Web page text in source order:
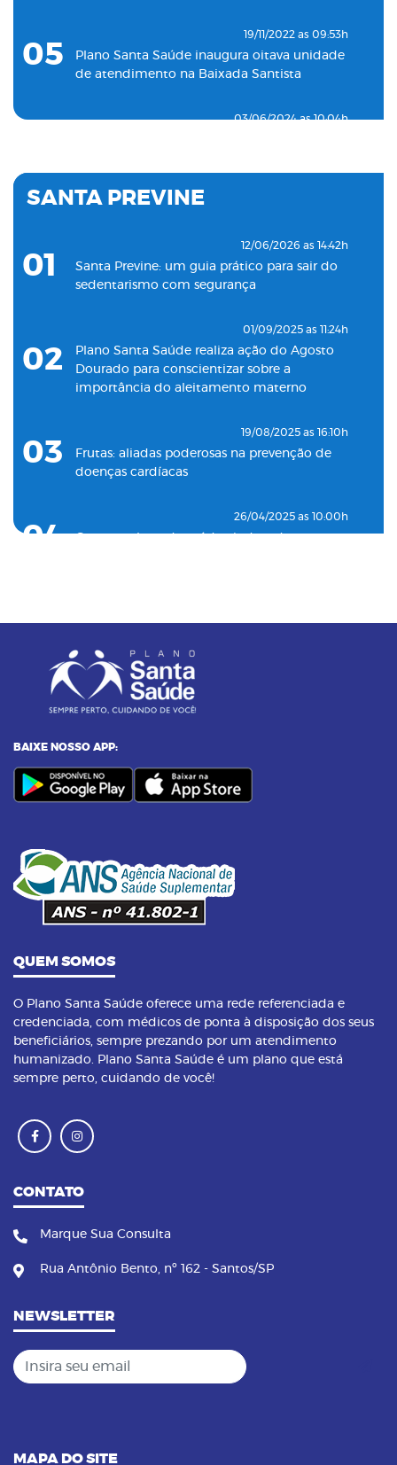
05
19/11/2022 as 09:53h
Plano Santa Saúde inaugura oitava unidade
de atendimento na Baixada Santista
03/06/2024 as 10:04h
Clínica Santa Saúde inaugurará unidade no
município de Guarujá
Santa Saúde Consultas inaugura nova
unidade de coleta laboratorial em conjunto
com o Plano Santa Casa Saúde
SANTA PREVINE
01
12/06/2026 as 14:42h
Santa Previne: um guia prático para sair do
sedentarismo com segurança
02
01/09/2025 as 11:24h
Plano Santa Saúde realiza ação do Agosto
Dourado para conscientizar sobre a
importância do aleitamento materno
03
19/08/2025 as 16:10h
Frutas: aliadas poderosas na prevenção de
doenças cardíacas
04
26/04/2025 as 10:00h
05
Entenda o por que a pressão 12 por 8 passou
06
Alimentos termogênicos: conheça quais são
07 23/09/2023 as 14:00h
Yoga: conheça 6 benefícios dessa prática
08
benefícios dessa prática
BAIXE NOSSO APP:
QUEM SOMOS
O Plano Santa Saúde oferece uma rede referenciada e
credenciada, com médicos de ponta à disposição dos seus
beneficiários, sempre prezando por um atendimento
humanizado. Plano Santa Saúde é um plano que está
sempre perto, cuidando de você!
CONTATO
Marque Sua Consulta
Rua Antônio Bento, nº 162 - Santos/SP
NEWSLETTER
Insira seu email
MAPA DO SITE